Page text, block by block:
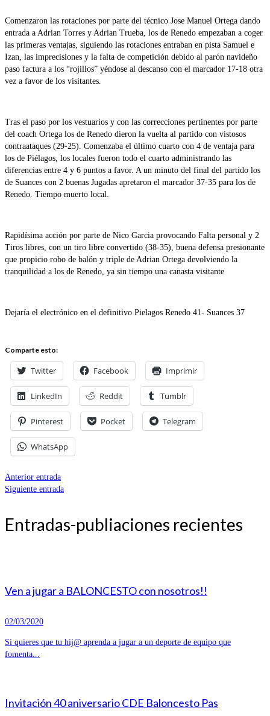
Comenzaron las rotaciones por parte del técnico Jose Manuel Ortega dando
entrada a Adrian Torres y Adrian Trueba, los de Renedo empezaban a coger
las primeras ventajas, siguiendo las rotaciones entraban en pista Samuel e
Izan, las imprecisiones y la falta de competición debido al parón navideño
paso factura a los “rojillos” yéndose al descanso con el marcador 17-18 otra
vez a favor de los visitantes.
Tras el paso por los vestuarios y con las correcciones pertinentes por parte
del coach Ortega los de Renedo dieron la vuelta al partido con vistosos
contraataques (29-25). Comenzaba el último cuarto con 4 de ventaja para
los de Piélagos, los locales fueron todo el cuarto administrando las
diferencias entre 4 y 6 puntos a favor. A un minuto del final del partido los
de Suances con 2 buenas Jugadas apretaron el marcador 37-35 para los de
Renedo. Tiempo muerto local.
Rapidísima acción por parte de Nico Garcia provocando Falta personal y 2
Tiros libres, con un tiro libre convertido (38-35), buena defensa presionante
que propicio robo de balón y triple de Adrian Ortega devolviendo la
tranquilidad a los de Renedo, ya sin tiempo una canasta visitante
Dejaría el electrónico en el definitivo Pielagos Renedo 41- Suances 37
Comparte esto:
Twitter Facebook Imprimir
LinkedIn Reddit Tumblr
Pinterest Pocket Telegram
WhatsApp
Anterior entrada
Siguiente entrada
Entradas-publiaciones recientes
Ven a jugar a BALONCESTO con nosotros!!
02/03/2020
Si quieres que tu hij@ aprenda a jugar a un deporte de equipo que
fomenta...
Invitación 40 aniversario CDE Baloncesto Pas